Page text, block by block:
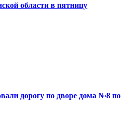
области в пятницу
дорогу по дворе дома №8 по